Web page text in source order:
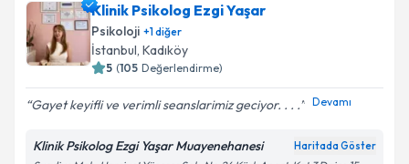
Klinik Psikolog Ezgi Yaşar
Psikoloji +1diğer
İstanbul, Kadıköy
5 (105 Değerlendirme)
Gayet keyifli ve verimli seanslarimiz geciyor. . . . Devamı
Klinik Psikolog Ezgi Yaşar Muayenehanesi Haritada Göster